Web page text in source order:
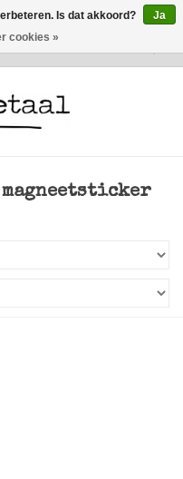
magneetsticker
Is dat akkoord?
Ja
cookies »